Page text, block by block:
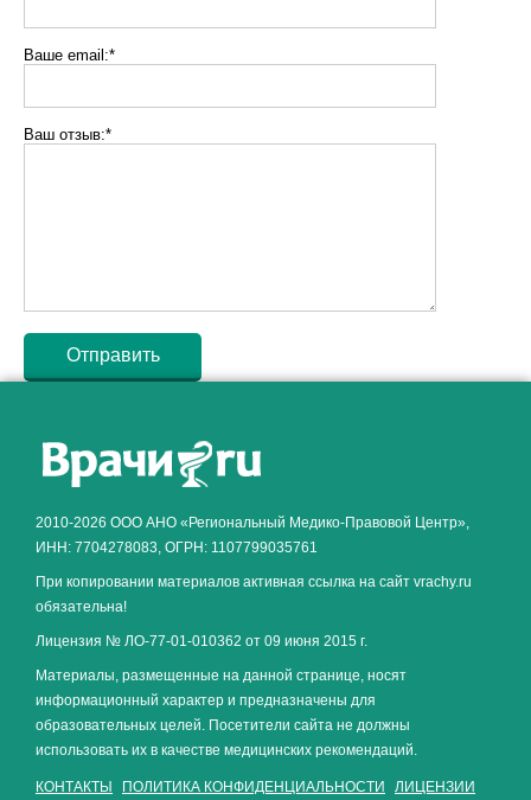
Ваше email:*
Ваш отзыв:*
2010-2026 ООО АНО «Региональный Медико-Правовой Центр»,
ИНН: 7704278083, ОГРН: 1107799035761
При копировании материалов активная ссылка на сайт vrachy.ru
обязательна!
Лицензия № ЛО-77-01-010362 от 09 июня 2015 г.
Материалы, размещенные на данной странице, носят
информационный характер и предназначены для
образовательных целей. Посетители сайта не должны
использовать их в качестве медицинских рекомендаций.
КОНТАКТЫ ПОЛИТИКА КОНФИДЕНЦИАЛЬНОСТИ ЛИЦЕНЗИИ